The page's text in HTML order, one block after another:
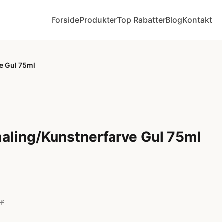
ForsideProdukterTop RabatterBlogKontakt
Gul 75ml
Kunstnerfarve Gul 75ml